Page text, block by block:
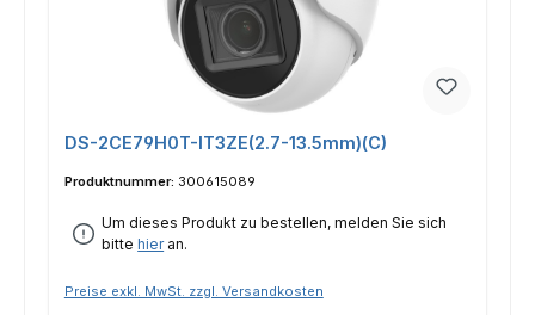
DS-2CE79H0T-IT3ZE(2.7-13.5mm)(C)
Produktnummer: 300615089
Um dieses Produkt zu bestellen, melden Sie sich
bittehieran.
Preise exkl. MwSt. zzgl. Versandkosten